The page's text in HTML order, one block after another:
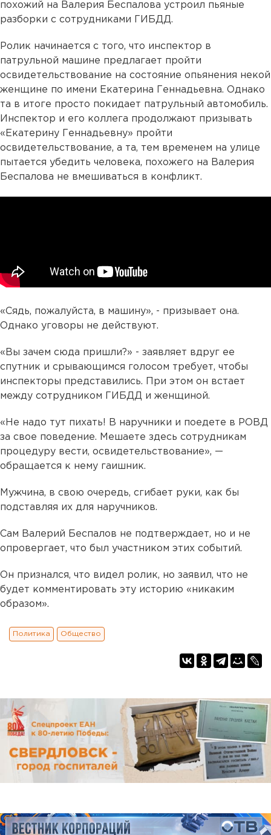
похожий на Валерия Беспалова устроил пьяные
разборки с сотрудниками ГИБДД.
Ролик начинается с того, что инспектор в
патрульной машине предлагает пройти
освидетельствование на состояние опьянения некой
женщине по имени Екатерина Геннадьевна. Однако
та в итоге просто покидает патрульный автомобиль.
Инспектор и его коллега продолжают призывать
«Екатерину Геннадьевну» пройти
освидетельствование, а та, тем временем на улице
пытается убедить человека, похожего на Валерия
Беспалова не вмешиваться в конфликт.
«Сядь, пожалуйста, в машину», - призывает она.
Однако уговоры не действуют.
«Вы зачем сюда пришли?» - заявляет вдруг ее
спутник и срывающимся голосом требует, чтобы
инспекторы представились. При этом он встает
между сотрудником ГИБДД и женщиной.
«Не надо тут пихать! В наручники и поедете в РОВД
за свое поведение. Мешаете здесь сотрудникам
процедуру вести, освидетельствование», —
обращается к нему гаишник.
Мужчина, в свою очередь, сгибает руки, как бы
подставляя их для наручников.
Сам Валерий Беспалов не подтверждает, но и не
опровергает, что был участником этих событий.
Он признался, что видел ролик, но заявил, что не
будет комментировать эту историю «никаким
образом».
Политика Общество